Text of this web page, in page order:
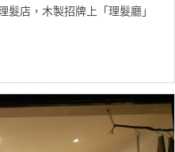
店，木製招牌上「理髮廳」